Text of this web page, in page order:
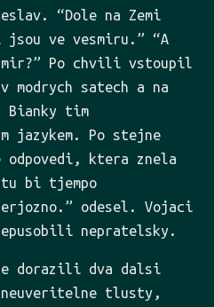
“Dole na Zemi
jsou ve vesmiru.” “A
Po chvili vstoupil
modrych satech a na
Bianky tim
jazykem. Po stejne
odpovedi, ktera znela
bi tjempo
odesel. Vojaci
nepratelsky.
dorazili dva dalsi
tlusty,